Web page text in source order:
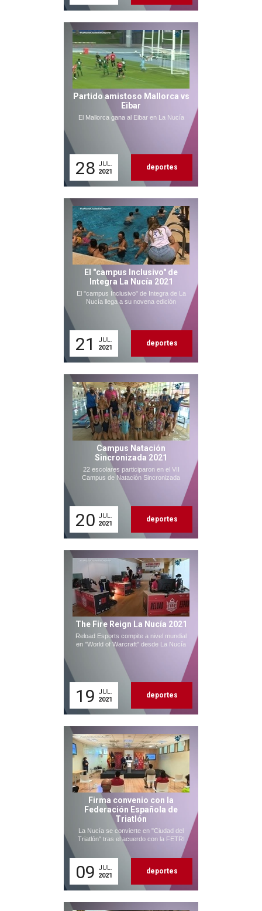
Partido amistoso Mallorca vs
Eibar
El Mallorca gana al Eibar en La Nucía
28 JUL.
2021
deportes
El "campus Inclusivo" de
Integra La Nucía 2021
El "campus Inclusivo" de Integra de La
Nucía llega a su novena edición
21
JUL.
2021
deportes
Campus Natación
Sincronizada 2021
22 escolares participaron en el VII
Campus de Natación Sincronizada
20 JUL.
2021
deportes
The Fire Reign La Nucía 2021
Reload Esports compite a nivel mundial
en "World of Warcraft" desde La Nucía
19
JUL.
2021
deportes
Firma convenio con la
Federación Española de
Triatlón
La Nucía se convierte en "Ciudad del
Triatlón" tras el acuerdo con la FETRI
09
JUL.
2021
deportes